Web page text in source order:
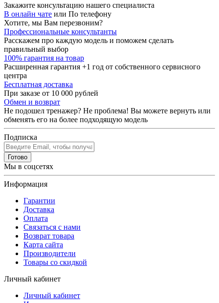
Закажите консультацию нашего специалиста
В онлайн чате или По телефону
Хотите, мы Вам перезвоним?
Профессиональные консультанты
Расскажем про каждую модель и поможем сделать
правильный выбор
100% гарантия на товар
Расширенная гарантия +1 год от собственного сервисного
центра
Бесплатная доставка
При заказе от 10 000 рублей
Обмен и возврат
Не подошел тренажер? Не проблема! Вы можете вернуть или
обменять его на более подходящую модель
Подписка
Готово
Мы в соцсетях
Информация
Гарантии
Доставка
Оплата
Связаться с нами
Возврат товара
Карта сайта
Производители
Товары со скидкой
Личный кабинет
Личный кабинет